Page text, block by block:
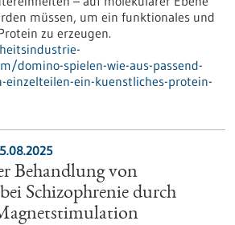
müssen, um ein funktionales und
zu erzeugen.
domino-spielen-wie-aus-passend-
einzelteilen-ein-kuenstliches-protein-
Behandlung von
Schizophrenie durch